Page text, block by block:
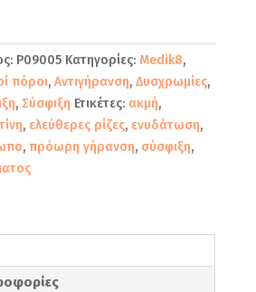
P09005 Κατηγορίες: Medik8,
πόροι, Αντιγήρανση, Δυσχρωμίες,
, Σύσφιξη Ετικέτες: ακμή,
, ελεύθερες ρίζες, ενυδάτωση,
, πρόωρη γήρανση, σύσφιξη,